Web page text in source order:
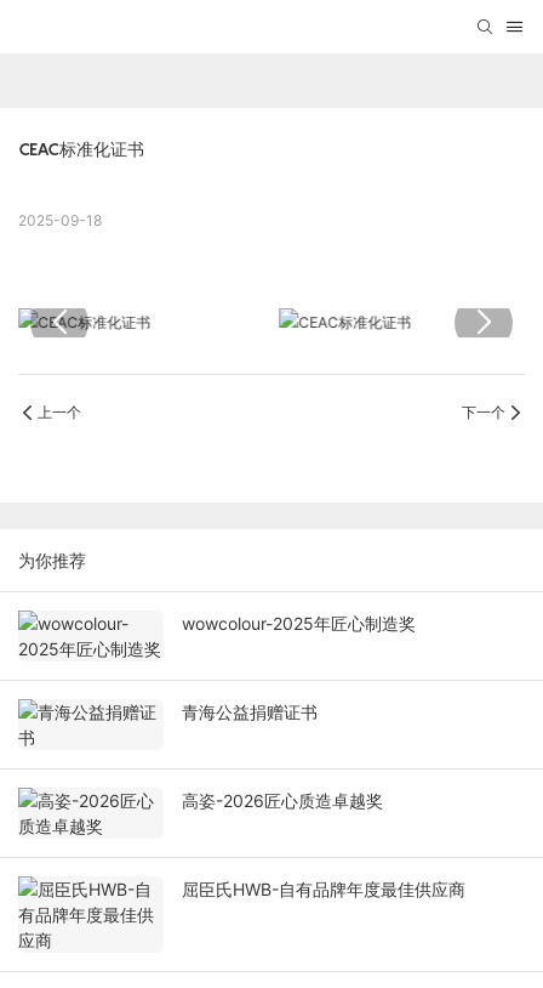
CEAC标准化证书
2025-09-18
上一个 下一个
为你推荐
wowcolour-2025年匠心制造奖
青海公益捐赠证书
高姿-2026匠心质造卓越奖
屈臣氏HWB-自有品牌年度最佳供应商